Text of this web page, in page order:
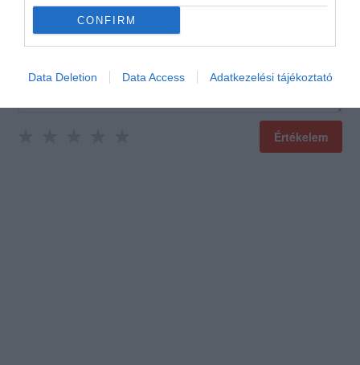
CONFIRM
Data Deletion Data Access Adatkezelési tájékoztató
Értékelem